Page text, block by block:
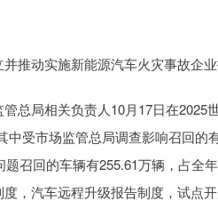
推动实施新能源汽车火灾事故企
总局相关负责人10月17日在
中受市场监管总局调查影响召回的
题召回的车辆有255.61万辆，占全
，汽车远程升级报告制度，试点